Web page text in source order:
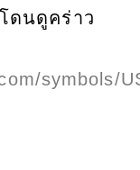
ดนดูคร่าว
symbols/